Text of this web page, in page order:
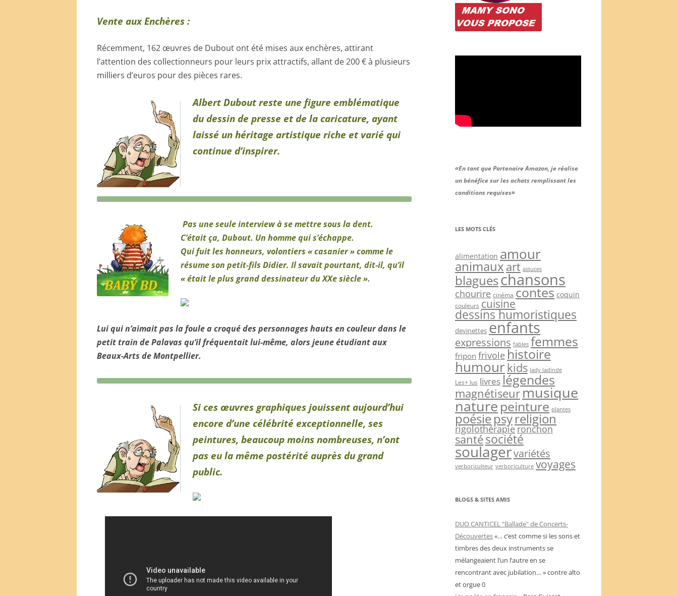
Vente aux Enchères :
Récemment, 162 œuvres de Dubout ont été mises aux enchères, attirant
l’attention des collectionneurs pour leurs prix attractifs, allant de 200 € à plusieurs
milliers d’euros pour des pièces rares.
Albert Dubout reste une figure emblématique
du dessin de presse et de la caricature, ayant
laissé un héritage artistique riche et varié qui
continue d’inspirer.
Pas une seule interview à se mettre sous la dent.
C’était ça, Dubout. Un homme qui s’échappe.
Qui fuit les honneurs, volontiers « casanier » comme le
résume son petit-fils Didier. Il savait pourtant, dit-il, qu’il
« était le plus grand dessinateur du XXe siècle ».
Lui qui n’aimait pas la foule a croqué des personnages hauts en couleur dans le
petit train de Palavas qu’il fréquentait lui-même, alors jeune étudiant aux
Beaux-Arts de Montpellier.
Si ces œuvres graphiques jouissent aujourd’hui
encore d’une célébrité exceptionnelle, ses
peintures, beaucoup moins nombreuses, n’ont
pas eu la même postérité auprès du grand
public.
«En tant que Partenaire Amazon, je réalise
un bénéfice sur les achats remplissant les
conditions requises»
LES MOTS CLÉS
alimentation amour
animauxart astuces
blagueschansons
chourire cinéma contes coquin
couleurs cuisine
dessins humoristiques
devinettes enfants
expressions fables femmes
fripon frivole histoire
humour kids lady ladinde
Les+ lus livreslégendes
magnétiseurmusique
naturepeinture plantes
poésiepsyreligion
rigolothérapieronchon
santésociété
soulagervariétés
verboriculteur verboriculture voyages
BLOGS & SITES AMIS
DUO CANTICEL "Ballade" de Concerts-
Découvertes«… c’est comme si les sons et
timbres des deux instruments se
mélangeaient l’un l’autre en se
rencontrant avec jubilation… » contre alto
et orgue 0